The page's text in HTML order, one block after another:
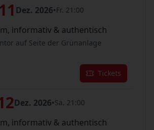
11 Dez. 2026•Fr. 21:00
informativ & authentisch
auf Seite der Grünanlage
Tickets
Dez. 2026•Sa. 21:00
informativ & authentisch